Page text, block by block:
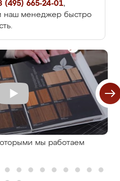
(495) 665-24-01,
наш менеджер быстро
мы работаем